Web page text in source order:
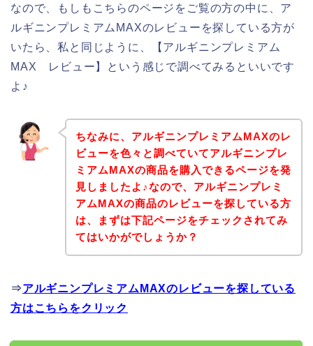
なので、もしもこちらのページをご覧の方の中に、ア
ルギニンプレミアムMAXのレビューを探している方が
いたら、私と同じように、【アルギニンプレミアム
MAX レビュー】という感じで調べてみるといいです
よ♪
ちなみに、アルギニンプレミアムMAXのレ
ビューを色々と調べていてアルギニンプレ
ミアムMAXの商品を購入できるページを発
見しましたよ♪なので、アルギニンプレミ
アムMAXの商品のレビューを探している方
は、まずは下記ページをチェックされてみ
てはいかがでしょうか？
⇒アルギニンプレミアムMAXのレビューを探している
方はこちらをクリック